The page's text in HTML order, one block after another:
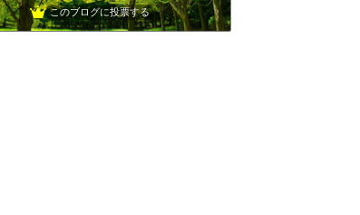
アフィリエイトランナー
秋にゃんアフィ
このブログに投票する